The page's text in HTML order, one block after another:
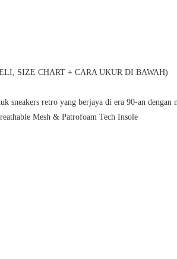
SIZE CHART + CARA UKUR DI BAWAH)
sneakers retro yang berjaya di era 90-an
Mesh & Patrofoam Tech Insole